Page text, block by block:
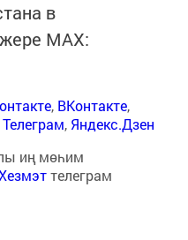
в
MАХ:
, ВКонтакте,
Телеграм, Яндекс.Дзен
иң мөһим
телеграм